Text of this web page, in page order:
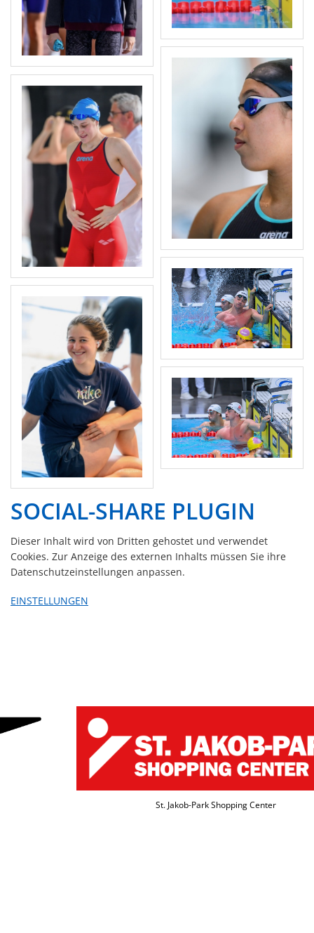
SOCIAL-SHARE PLUGIN
Dieser Inhalt wird von Dritten gehostet und verwendet
Cookies. Zur Anzeige des externen Inhalts müssen Sie ihre
Datenschutzeinstellungen anpassen.
EINSTELLUNGEN
St. Jakob-Park Shopping Center